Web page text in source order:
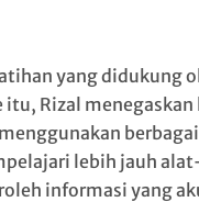
yang didukung
Rizal menegaskan
lebih jauh
informasi yang